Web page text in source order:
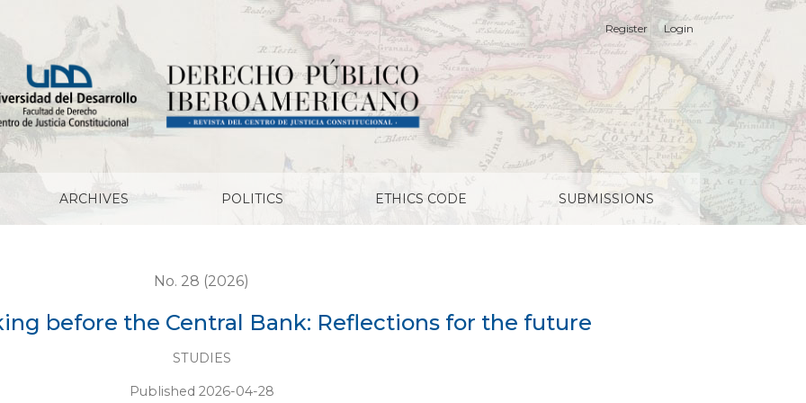
Reflections for the future
ARCHIVES POLITICS ETHICS CODE SUBMISSIONS
Register Login
No. 28 (2026)
before the Central Bank: Reflections for the future
STUDIES
Published 2026-04-28